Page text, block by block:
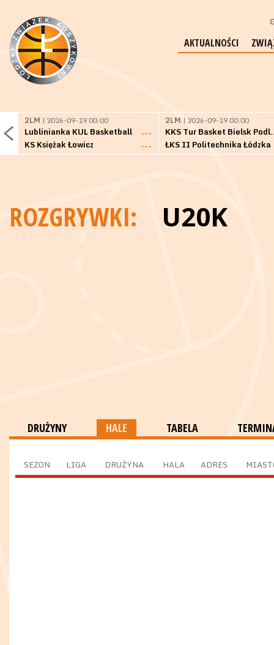
AKTUALNOŚCI
2LM | 2026-09-19 00:00
Lublinianka KUL Basketball
---
KS Księżak Łowicz
---
2LM | 2026-09-19 00:00
KKS Tur
ŁKS II Politechnika Łódzka
ROZGRYWKI: U20K
DRUŻYNY HALE TABELA
SEZON LIGA DRUŻYNA HALA ADRES